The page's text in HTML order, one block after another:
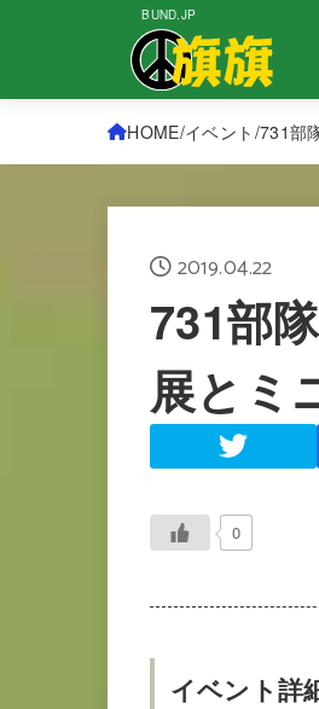
BUND.JP
HOME イベント 731部
2019.04.22
731部
展とミ
0
イベント詳